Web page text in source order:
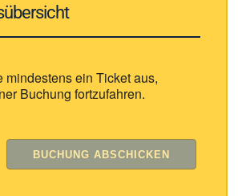
mindestens ein Ticket aus,
Buchung fortzufahren.